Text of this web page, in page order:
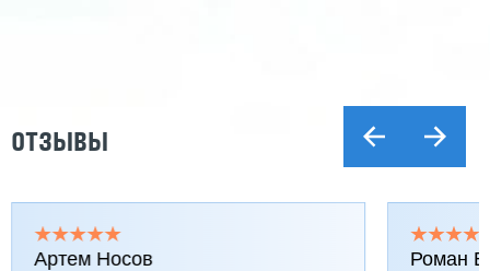
ОТЗЫВЫ
Артем Носов Роман